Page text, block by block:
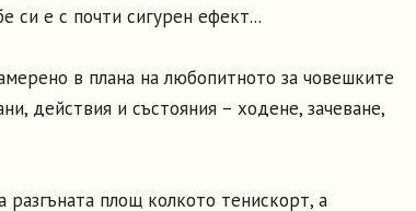
си е с почти сигурен ефект...
в плана на любопитното за човешките
действия и състояния – ходене, зачеване,
площ колкото тенискорт, а